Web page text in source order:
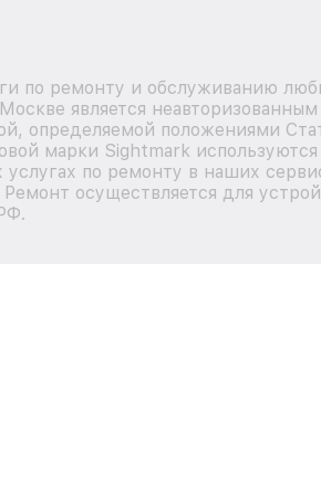
по ремонту и обслуживанию
является
определяемой положениями
марки Sightmark
услугах по ремонту в наших
Ремонт осуществляется для